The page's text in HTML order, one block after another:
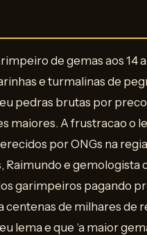
de gemas aos 14
e turmalinas de
pedras brutas por
maiores. A frustracao o
por ONGs na
Raimundo e
garimpeiros pagando
de milhares de
lema e que ‘a maior